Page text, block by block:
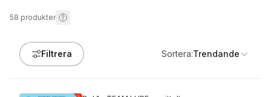
58 produkter
Filtrera Sortera:Trendande